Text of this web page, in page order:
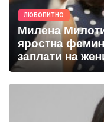
ЛЮБОПИТНО
Милена
яростна
заплати на